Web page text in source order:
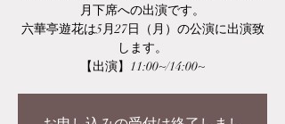
月下席への出演です。
六華亭遊花は5月27日（月）の公演に出演致
します。
【出演】11:00~/14:00~